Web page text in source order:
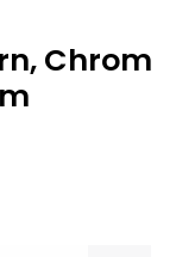
Chrom